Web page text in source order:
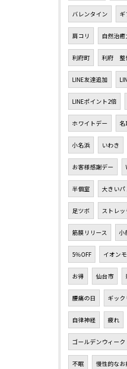
バレンタイン ギ
肩コリ 自然治癒
利府町 利府 整
LINE友達追加
LINEポイント2倍
ホワイトデー 名
小名浜 いわき
お客様感謝デー
半個室 大きいパ
足ツボ ストレッ
筋膜リリース 小
5％OFF イオン
お得 仙台市
腰痛の日 ギッ
自律神経 疲れ
ゴールデンウィーク
不眠 慢性的なお